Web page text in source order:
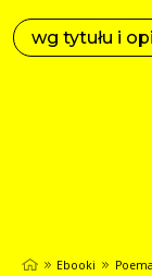
Ebooki